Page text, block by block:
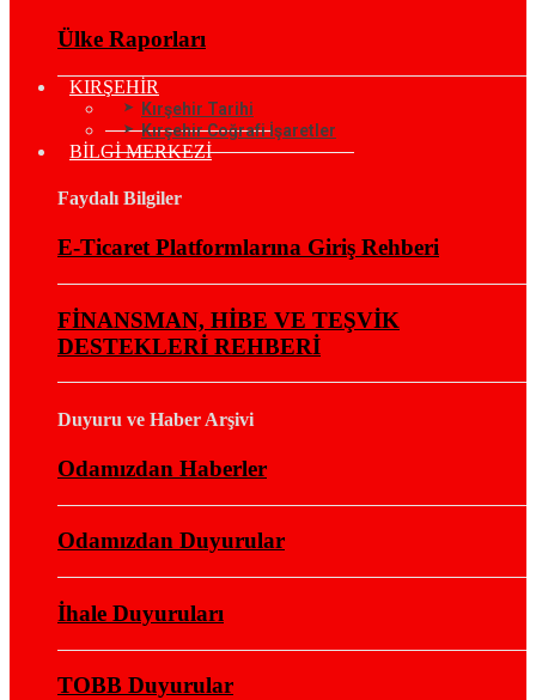
Ülke Raporları
KIRŞEHİR
Kırşehir Tarihi
Kırşehir Coğrafi İşaretler
BİLGİ MERKEZİ
Faydalı Bilgiler
E-Ticaret Platformlarına Giriş Rehberi
FİNANSMAN, HİBE VE TEŞVİK
DESTEKLERİ REHBERİ
Duyuru ve Haber Arşivi
Odamızdan Haberler
Odamızdan Duyurular
İhale Duyuruları
TOBB Duyurular